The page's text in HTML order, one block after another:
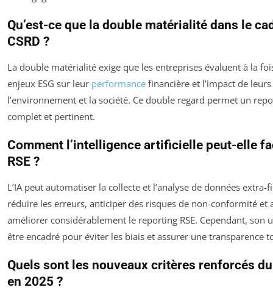
Qu’est-ce que la double matérialité dans le
CSRD ?
La double matérialité exige que les entreprises évaluent à la
enjeux ESG sur leur performance financière et l’impact de
l’environnement et la société. Ce double regard permet un
complet et pertinent.
Comment l’intelligence artificielle peut-elle
RSE ?
L’IA peut automatiser la collecte et l’analyse de données extra-
réduire les erreurs, anticiper des risques de non-conformité et
améliorer considérablement le reporting RSE. Cependant, son
être encadré pour éviter les biais et assurer une transparence
Quels sont les nouveaux critères renforcés
en 2025 ?